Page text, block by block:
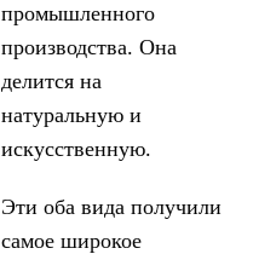
промышленного
производства. Она
делится на
натуральную и
искусственную.
Эти оба вида получили
самое широкое